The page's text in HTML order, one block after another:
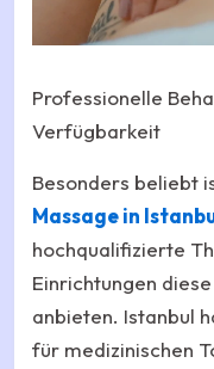
Professionelle
Verfügbarkeit
Besonders beliebt
Massage in
hochqualifizierte
Einrichtungen
anbieten. Istanbul
für medizinischen